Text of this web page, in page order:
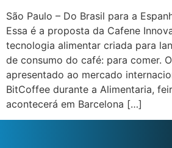
São Paulo – Do Brasil para a
Essa é a proposta da Cafene
tecnologia alimentar criada para
de consumo do café: para comer.
apresentado ao mercado
BitCoffee durante a Alimentaria,
acontecerá em Barcelona […]